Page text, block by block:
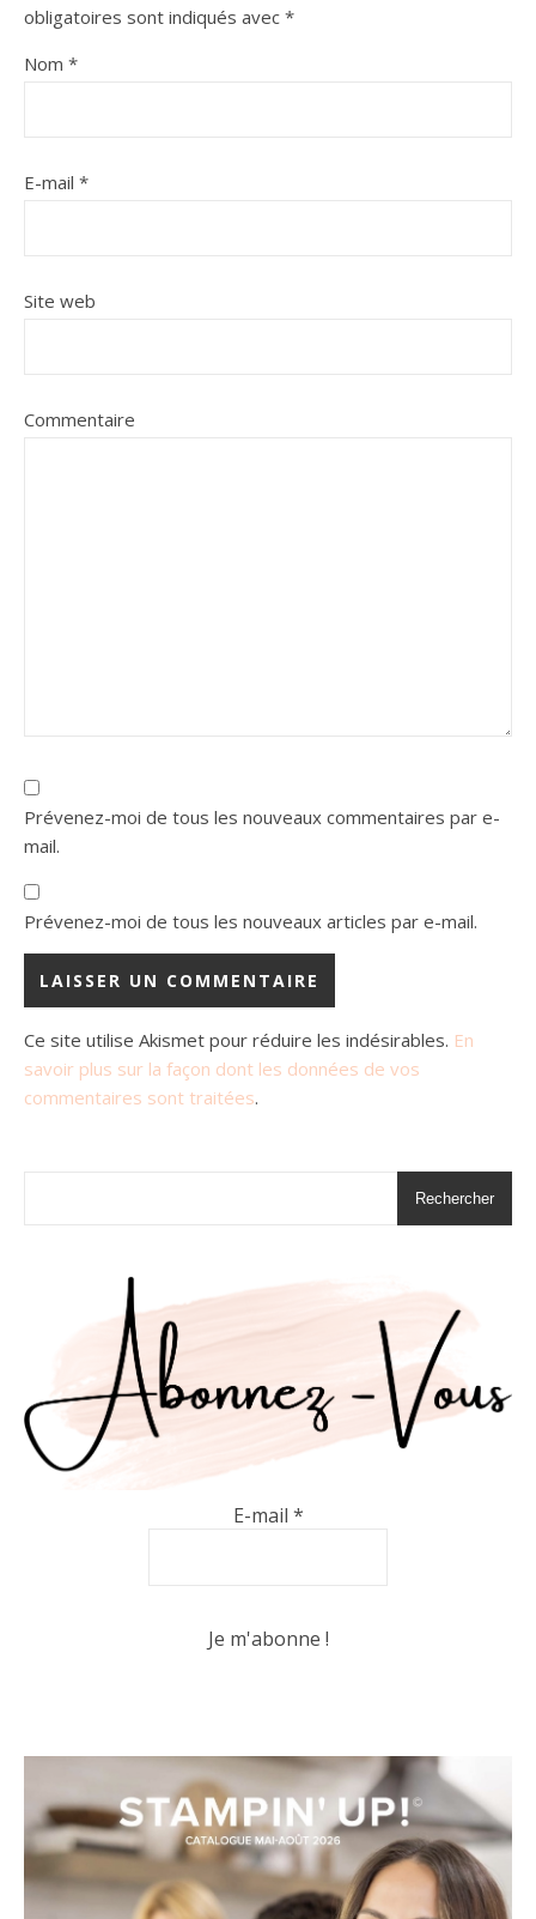
obligatoires sont indiqués avec *
Nom *
E-mail *
Site web
Commentaire
Prévenez-moi de tous les nouveaux commentaires par e-
mail.
Prévenez-moi de tous les nouveaux articles par e-mail.
Ce site utilise Akismet pour réduire les indésirables. En
savoir plus sur la façon dont les données de vos
commentaires sont traitées.
Rechercher
E-mail *